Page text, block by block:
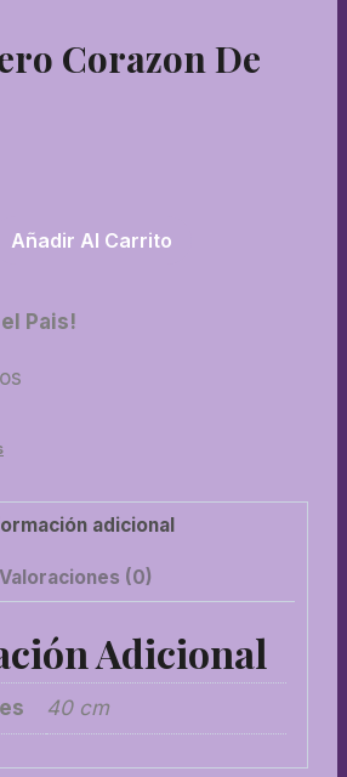
Corazon De
Añadir Al Carrito
Pais!
adicional
Valoraciones (0)
Adicional
40 cm